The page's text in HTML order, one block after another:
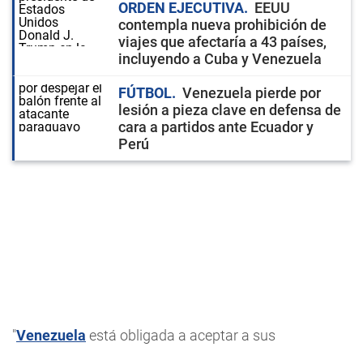
ORDEN EJECUTIVA
EEUU
contempla nueva prohibición de
viajes que afectaría a 43 países,
incluyendo a Cuba y Venezuela
FÚTBOL
Venezuela pierde por
lesión a pieza clave en defensa de
cara a partidos ante Ecuador y
Perú
"Venezuela está obligada a aceptar a sus